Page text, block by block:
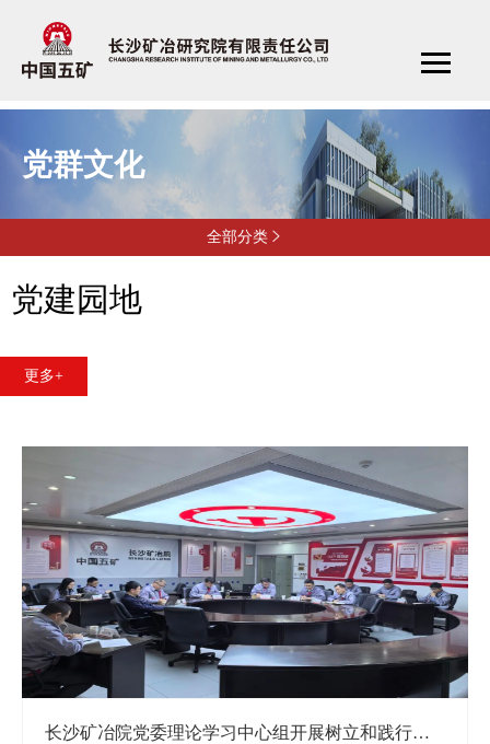
党群文化
全部分类 
党建园地
更多+
长沙矿冶院党委理论学习中心组开展树立和践行正确政绩观学习教育专题学习